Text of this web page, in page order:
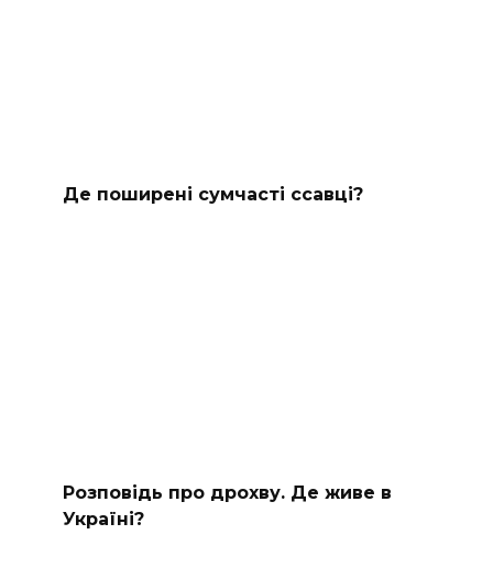
Де поширені сумчасті ссавці?
Розповідь про дрохву. Де живе в
Україні?